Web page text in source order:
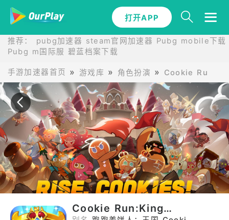
打开APP
推荐： pubg加速器 steam官网加速器 Pubg mobile下载
Pubg m国际服 碧蓝档案下载
手游加速器首页 游戏库 角色扮演 Cookie
打开APP
Cookie Run:Kingdom最新版